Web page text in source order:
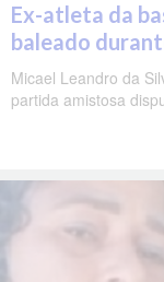
Ex-atleta da
baleado
Micael Leandro da
partida amistosa